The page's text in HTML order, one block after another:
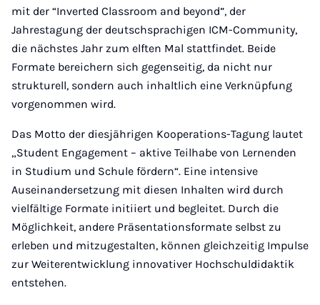
mit der “Inverted Classroom and beyond”, der
Jahrestagung der deutschsprachigen ICM-Community,
die nächstes Jahr zum elften Mal stattfindet. Beide
Formate bereichern sich gegenseitig, da nicht nur
strukturell, sondern auch inhaltlich eine Verknüpfung
vorgenommen wird.
Das Motto der diesjährigen Kooperations-Tagung lautet
„Student Engagement – aktive Teilhabe von Lernenden
in Studium und Schule fördern“. Eine intensive
Auseinandersetzung mit diesen Inhalten wird durch
vielfältige Formate initiiert und begleitet. Durch die
Möglichkeit, andere Präsentationsformate selbst zu
erleben und mitzugestalten, können gleichzeitig Impulse
zur Weiterentwicklung innovativer Hochschuldidaktik
entstehen.